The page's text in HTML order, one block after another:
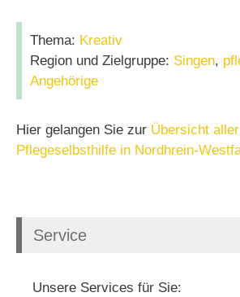
Thema: Kreativ
Region und Zielgruppe: Singen,
Angehörige
Hier gelangen Sie zur Übersicht
Pflegeselbsthilfe in Nordhrein-
Service
Unsere Services für Sie: